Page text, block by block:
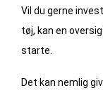
Vil du gerne
tøj, kan en
starte.
Det kan nemlig